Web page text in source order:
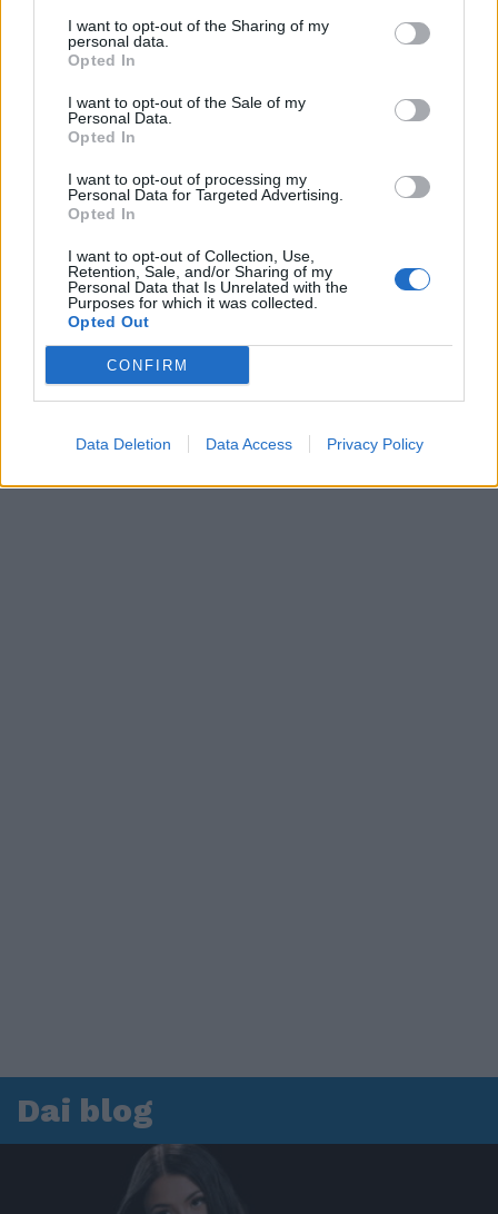
I want to opt-out of the Sharing of my
personal data.
Opted In
I want to opt-out of the Sale of my
Personal Data.
Opted In
I want to opt-out of processing my
Personal Data for Targeted Advertising.
Opted In
I want to opt-out of Collection, Use,
Retention, Sale, and/or Sharing of my
Personal Data that Is Unrelated with the
Purposes for which it was collected.
Opted Out
CONFIRM
Data Deletion Data Access Privacy Policy
00:00 01:16
Leonardo Maria Del Vecchio dall'ex compagna
in ospedale. Le dichiarazioni ai giornalisti
Dai blog